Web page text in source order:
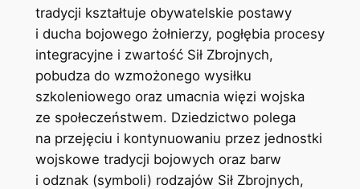
tradycji kształtuje obywatelskie postawy
i ducha bojowego żołnierzy, pogłębia procesy
integracyjne i zwartość Sił Zbrojnych,
pobudza do wzmożonego wysiłku
szkoleniowego oraz umacnia więzi wojska
ze społeczeństwem. Dziedzictwo polega
na przejęciu i kontynuowaniu przez jednostki
wojskowe tradycji bojowych oraz barw
i odznak (symboli) rodzajów Sił Zbrojnych,